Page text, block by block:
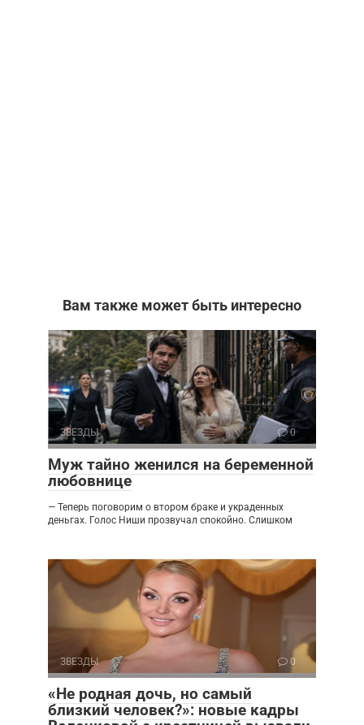
Вам также может быть интересно
ЗВЕЗДЫ 0
Муж тайно женился на беременной
любовнице
— Теперь поговорим о втором браке и украденных
деньгах. Голос Ниши прозвучал спокойно. Слишком
ЗВЕЗДЫ 0
«Не родная дочь, но самый
близкий человек?»: новые кадры